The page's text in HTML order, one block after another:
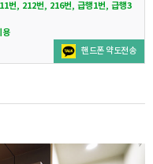
번, 212번, 216번, 급행1번, 급행3
용
핸드폰 약도전송